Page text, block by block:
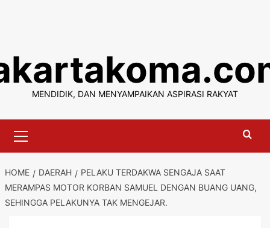
content
MENDIDIK, DAN MENYAMPAIKAN ASPIRASI RAKYAT
Menu
HOME DAERAH
PELAKU TERDAKWA SENGAJA SAAT
MERAMPAS MOTOR KORBAN SAMUEL DENGAN BUANG UANG,
SEHINGGA PELAKUNYA TAK MENGEJAR.